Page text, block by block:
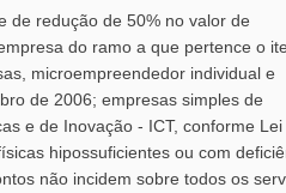
de redução de 50% no valor de
do ramo a que pertence o
microempreendedor individual e
de 2006; empresas simples de
e de Inovação - ICT, conforme Lei
hipossuficientes ou com
não incidem sobre todos os